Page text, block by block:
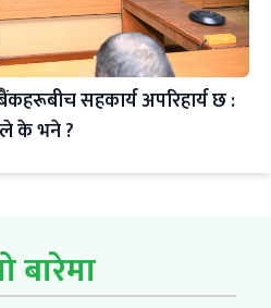
सहकार्य अपरिहार्य छ :
के भने ?
बारेमा